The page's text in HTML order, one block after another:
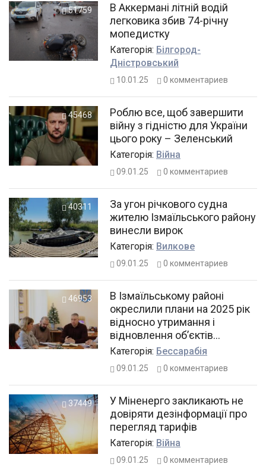
51759
В Аккермані літній водій
легковика збив 74-річну
мопедистку
Категорiя: Білгород-
Дністровський
10.01.25 0 комментариев
45468
Роблю все, щоб завершити
війну з гідністю для України
цього року – Зеленський
Категорiя: Війна
09.01.25 0 комментариев
40311
За угон річкового судна
жителю Ізмаїльського району
винесли вирок
Категорiя: Вилкове
09.01.25 0 комментариев
46953
В Ізмаїльському районі
окреслили плани на 2025 рік
відносно утримання і
відновлення об’єктів
інфраструктури
Категорiя: Бессарабія
09.01.25 0 комментариев
37449
У Міненерго закликають не
довіряти дезінформації про
перегляд тарифів
Категорiя: Війна
09.01.25 0 комментариев